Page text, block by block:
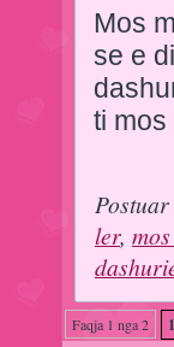
Mos
se e
ti mos
ler,
Faqja 1 nga 2 1